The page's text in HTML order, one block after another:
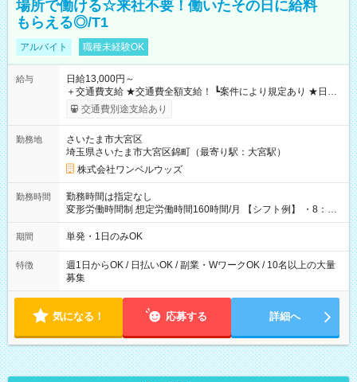
場所で働ける☆来社不要！働いたその日に給料
もらえる◎/T1
アルバイト 職種未経験OK
給与
日給13,000円～
＋交通費支給 ★交通費全額支給！ ┗案件により規定あり ★日払
いOK！（規定あり） ┗働いたその日に現金GET♪ お仕事後はコ
ンビニATMから 日払い分を引き落とせます！ 【試用期間】試
交通費別途支給あり
勤務地
さいたま市大宮区
埼玉県さいたま市大宮区錦町（最寄り駅：大宮駅）
株式会社ワンベルウッズ
勤務時間
勤務時間は指定なし
変形労働時間制 想定労働時間160時間/月 【シフト例】 ・8：00
～21：00
期間 単発・1日のみOK
特徴
週1日からOK / 日払いOK / 副業・WワークOK / 10名以上の大量
募集
気になる！ 応募する 詳細へ